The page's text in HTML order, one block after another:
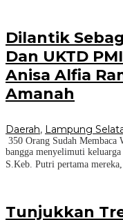
Dilantik
Dan UKTD
Anisa Alfia
Amanah
Daerah, Lampung
350 Orang Sudah Membaca
bangga menyelimuti
S.Keb. Putri pertama mereka,
Tunjukkan